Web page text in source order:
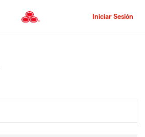
al
contenido
principal
Iniciar Sesión